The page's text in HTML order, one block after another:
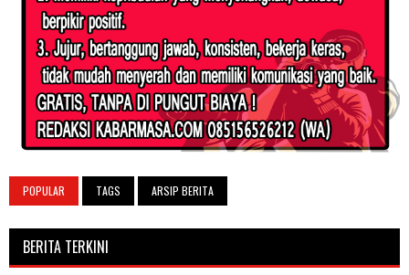
POPULAR TAGS ARSIP BERITA
BERITA TERKINI